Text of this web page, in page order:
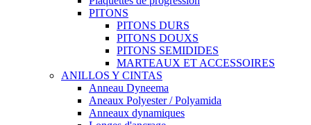
PITONS
PITONS DURS
PITONS DOUXS
PITONS SEMIDIDES
MARTEAUX ET ACCESSOIRES
ANILLOS Y CINTAS
Anneau Dyneema
Aneaux Polyester / Polyamida
Anneaux dynamiques